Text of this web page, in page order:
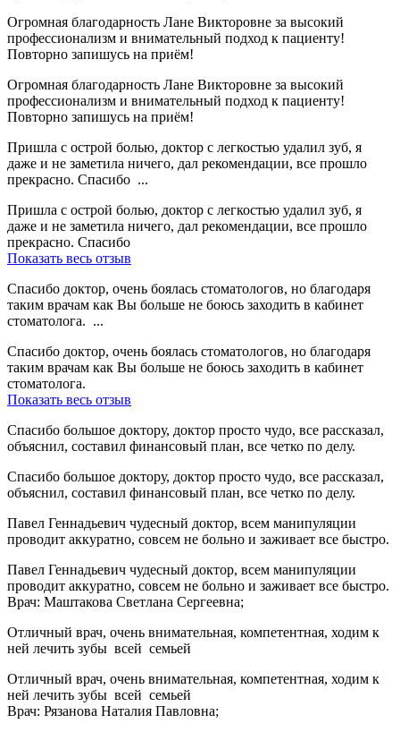
Огромная благодарность Лане Викторовне за высокий
профессионализм и внимательный подход к пациенту!
Повторно запишусь на приём!
Огромная благодарность Лане Викторовне за высокий
профессионализм и внимательный подход к пациенту!
Повторно запишусь на приём!
Пришла с острой болью, доктор с легкостью удалил зуб, я
даже и не заметила ничего, дал рекомендации, все прошло
прекрасно. Спасибо ...
Пришла с острой болью, доктор с легкостью удалил зуб, я
даже и не заметила ничего, дал рекомендации, все прошло
прекрасно. Спасибо
Показать весь отзыв
Спасибо доктор, очень боялась стоматологов, но благодаря
таким врачам как Вы больше не боюсь заходить в кабинет
стоматолога. ...
Спасибо доктор, очень боялась стоматологов, но благодаря
таким врачам как Вы больше не боюсь заходить в кабинет
стоматолога.
Показать весь отзыв
Спасибо большое доктору, доктор просто чудо, все рассказал,
объяснил, составил финансовый план, все четко по делу.
Спасибо большое доктору, доктор просто чудо, все рассказал,
объяснил, составил финансовый план, все четко по делу.
Павел Геннадьевич чудесный доктор, всем манипуляции
проводит аккуратно, совсем не больно и заживает все быстро.
Павел Геннадьевич чудесный доктор, всем манипуляции
проводит аккуратно, совсем не больно и заживает все быстро.
Врач: Маштакова Светлана Сергеевна;
Отличный врач, очень внимательная, компетентная, ходим к
ней лечить зубы всей семьей
Отличный врач, очень внимательная, компетентная, ходим к
ней лечить зубы всей семьей
Врач: Рязанова Наталия Павловна;